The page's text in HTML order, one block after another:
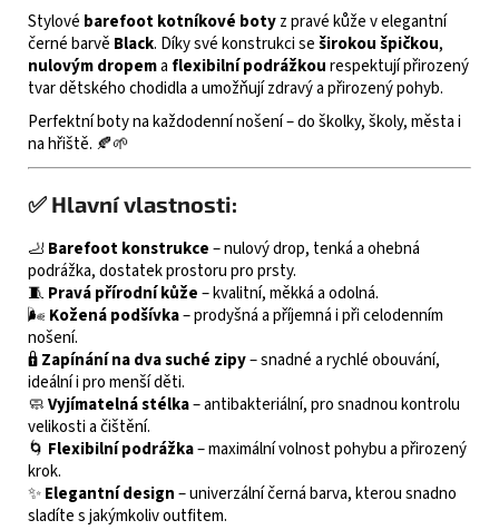
Stylové barefoot kotníkové botyz pravé kůže v elegantní
černé barvě Black. Díky své konstrukci seširokou špičkou,
nulovým dropema flexibilní podrážkourespektují přirozený
tvar dětského chodidla a umožňují zdravý a přirozený pohyb.
Perfektní boty na každodenní nošení – do školky, školy, města i
na hřiště. 🍂🌱
✅ Hlavní vlastnosti:
🦶 Barefoot konstrukce– nulový drop, tenká a ohebná
podrážka, dostatek prostoru pro prsty.
🧵 Pravá přírodní kůže– kvalitní, měkká a odolná.
🌬️ Kožená podšívka– prodyšná a příjemná i při celodenním
nošení.
🔒Zapínání na dva suché zipy– snadné a rychlé obouvání,
ideální i pro menší děti.
🧼Vyjímatelná stélka– antibakteriální, pro snadnou kontrolu
velikosti a čištění.
🌀 Flexibilní podrážka– maximální volnost pohybu a přirozený
krok.
✨Elegantní design– univerzální černá barva, kterou snadno
sladíte s jakýmkoliv outfitem.